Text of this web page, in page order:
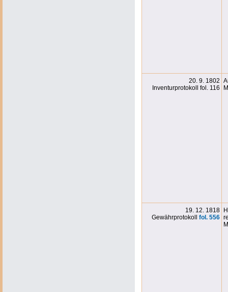
20. 9. 1802
Inventurprotokoll fol. 116
19. 12. 1818
Gewährprotokoll fol. 556